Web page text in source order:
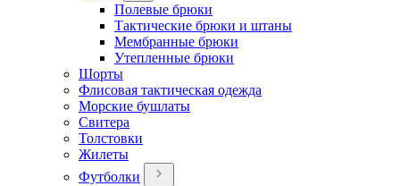
Полевые брюки
Тактические брюки и штаны
Мембранные брюки
Утепленные брюки
Шорты
Флисовая тактическая одежда
Морские бушлаты
Свитера
Толстовки
Жилеты
Футболки